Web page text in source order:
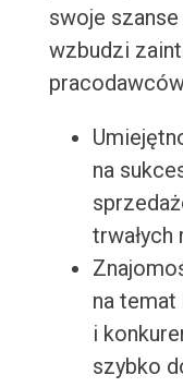
swoje
wzbudzi
na
na temat
i
szybko